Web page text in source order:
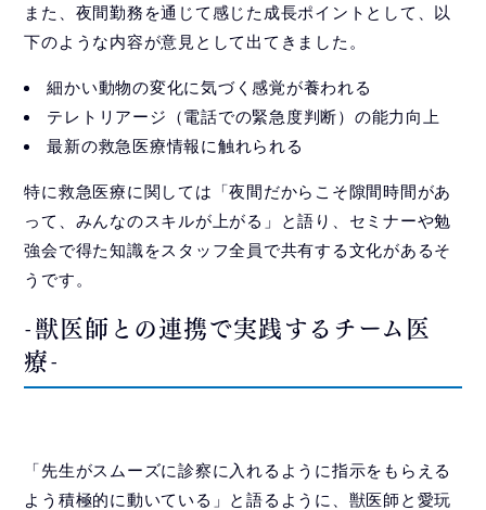
また、夜間勤務を通じて感じた成長ポイントとして、以
下のような内容が意見として出てきました。
細かい動物の変化に気づく感覚が養われる
テレトリアージ（電話での緊急度判断）の能力向上
最新の救急医療情報に触れられる
特に救急医療に関しては「夜間だからこそ隙間時間があ
って、みんなのスキルが上がる」と語り、セミナーや勉
強会で得た知識をスタッフ全員で共有する文化があるそ
うです。
-獣医師との連携で実践するチーム医
療-
「先生がスムーズに診察に入れるように指示をもらえる
よう積極的に動いている」と語るように、獣医師と愛玩